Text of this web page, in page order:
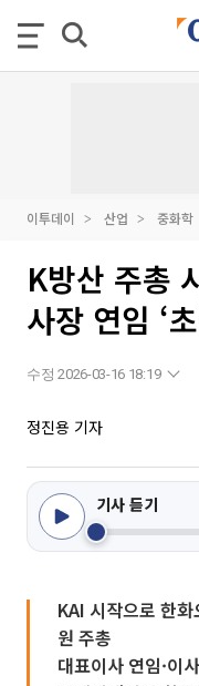
이투데이 산업 중화학
K방산 주총
사장 연임 ‘
수정 2026-03-16 18:19
정진용 기자
기사 듣기
KAI 시작으로 한화
원 주총
대표이사 연임·이